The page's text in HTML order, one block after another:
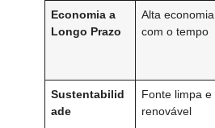
Economia a
Longo Prazo
Alta economia
com o tempo
Sustentabilid
ade
Fonte limpa e
renovável